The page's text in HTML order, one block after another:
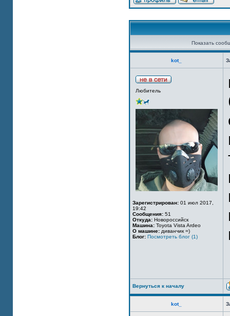
Показать
kot_
Любитель
Зарегистрирован: 01 июл 2017,
19:42
Сообщения: 51
Откуда: Новороссийск
Машина: Toyota Vista Ardeo
О машине: диванчик =)
Блог: Посмотреть блог (1)
Вернуться к началу
kot_